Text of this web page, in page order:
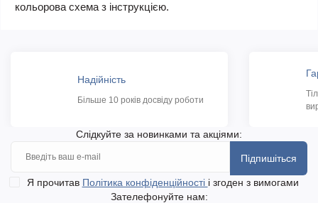
кольорова схема з інструкцією.
Надійність
Більше 10 років досвіду роботи
Слідкуйте за новинками та акціями:
Підпишіться
Я прочитав Політика конфіденційності і згоден з вимогами
Зателефонуйте нам: